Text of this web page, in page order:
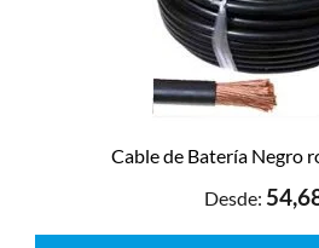
Cable de Batería Negro
Desde: